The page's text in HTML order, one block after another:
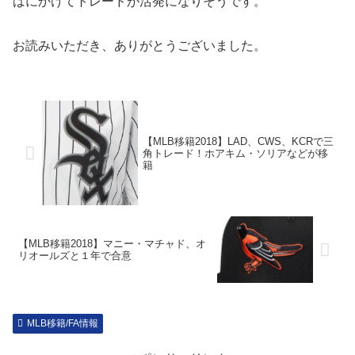
お読みいただき、ありがとうございました。
【MLB移籍2018】LAD、CWS、KCRで三
角トレード！ホアキム・ソリアなどが移
籍
【MLB移籍2018】マニー・マチャド、オ
リオールズと１年で合意
MLB移籍/FA情報